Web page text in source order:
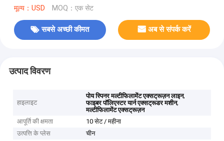
मूल्य：USD MOQ：एक सेट
सबसे अच्छी कीमत अब से संपर्क करें
उत्पाद विवरण
हाइलाइट
पोय स्पिनर मल्टीफिलामेंट एक्सट्रूज़न लाइन,
फाइबर पॉलिएस्टर यार्न एक्सट्रूडर मशीन,
मल्टीफिलामेंट एक्सट्रूज़न
आपूर्ति की क्षमता
10 सेट / महीना
उत्पत्ति के प्लेस
चीन